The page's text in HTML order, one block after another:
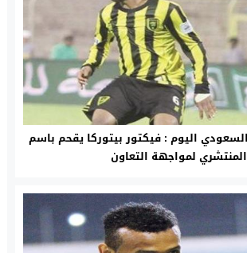
آخر اخبار الاتحاد السعودي اليوم : فيكتور بيتوركا يقحم باسم
المنتشري لمواجهة التعاون